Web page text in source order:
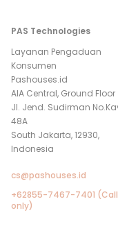
PAS Technologies
Layanan Pengaduan
Konsumen
Pashouses.id
AIA Central, Ground Floor
Jl. Jend. Sudirman
48A
South Jakarta, 12930,
Indonesia
cs@pashouses.id
+62855-7467-7401 (Call
only)